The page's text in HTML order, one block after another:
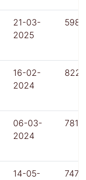
21-03-
2025
598
16-02-
2024
822
06-03-
2024
781
14-05-
747